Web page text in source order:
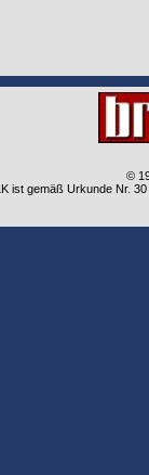
©
ist gemäß Urkunde Nr.